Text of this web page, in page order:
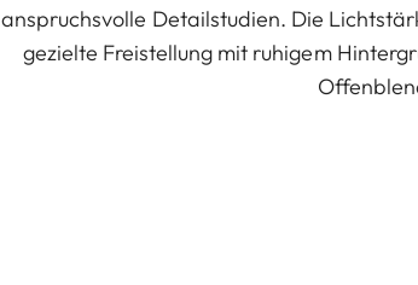
anspruchsvolle Detailstudien. Die
gezielte Freistellung mit ruhigem